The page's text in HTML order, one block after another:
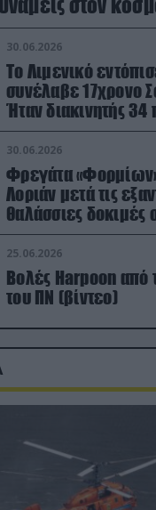
στον
30.06.2026
Το Λιμενικό
συνέλαβε 17χρονο
Ήταν διακινητής
μεταναστών
30.06.2026
Φρεγάτα
Λοριάν μετά τις
θαλάσσιες δοκιμές στον
απαιτητικό Βισκαϊκό
25.06.2026
Βολές Harpoon από
του ΠΝ (βίντεο)